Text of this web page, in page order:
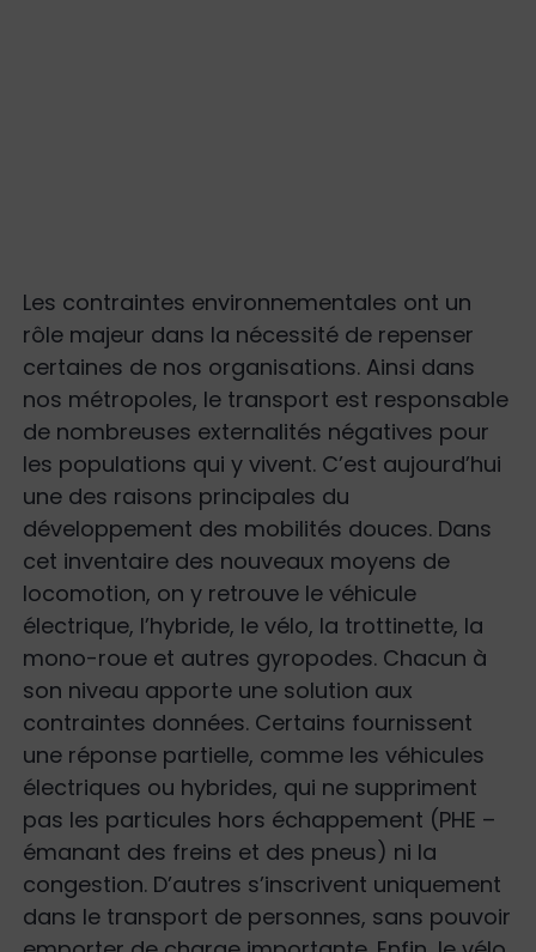
Les contraintes environnementales ont un
rôle majeur dans la nécessité de repenser
certaines de nos organisations. Ainsi dans
nos métropoles, le transport est responsable
de nombreuses externalités négatives pour
les populations qui y vivent. C’est aujourd’hui
une des raisons principales du
développement des mobilités douces. Dans
cet inventaire des nouveaux moyens de
locomotion, on y retrouve le véhicule
électrique, l’hybride, le vélo, la trottinette, la
mono-roue et autres gyropodes. Chacun à
son niveau apporte une solution aux
contraintes données. Certains fournissent
une réponse partielle, comme les véhicules
électriques ou hybrides, qui ne suppriment
pas les particules hors échappement (PHE –
émanant des freins et des pneus) ni la
congestion. D’autres s’inscrivent uniquement
dans le transport de personnes, sans pouvoir